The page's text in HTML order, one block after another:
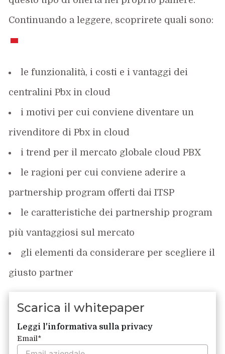
Continuando a leggere, scoprirete quali sono:
le funzionalità, i costi e i vantaggi dei
centralini Pbx in cloud
i motivi per cui conviene diventare un
rivenditore di Pbx in cloud
i trend per il mercato globale cloud PBX
le ragioni per cui conviene aderire a
partnership program offerti dai ITSP
le caratteristiche dei partnership program
più vantaggiosi sul mercato
gli elementi da considerare per scegliere il
giusto partner
Scarica il whitepaper
Leggi l'informativa sulla privacy
Email*